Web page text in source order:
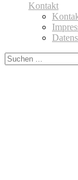
Kontakt